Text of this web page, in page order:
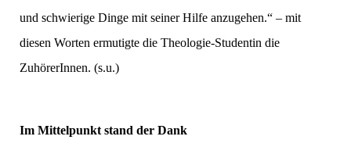
und schwierige Dinge mit seiner Hilfe anzugehen.“ – mit
diesen Worten ermutigte die Theologie-Studentin die
ZuhörerInnen. (s.u.)
Im Mittelpunkt stand der Dank